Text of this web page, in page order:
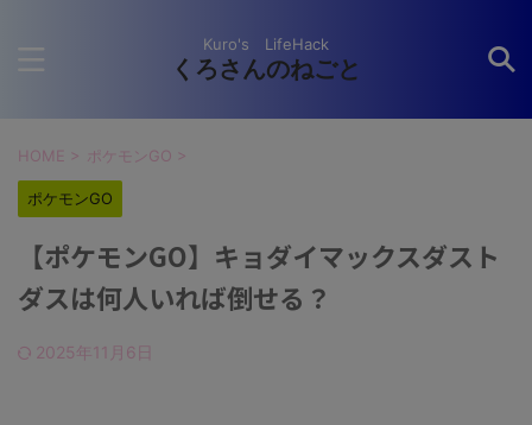
Kuro's LifeHack
くろさんのねごと
HOME > ポケモンGO >
ポケモンGO
【ポケモンGO】キョダイマックスダスト
ダスは何人いれば倒せる？
2025年11月6日